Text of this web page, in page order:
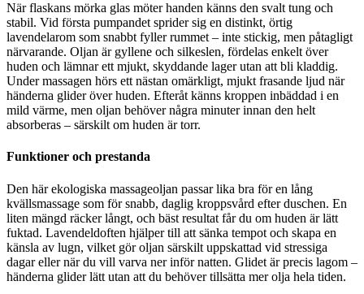
När flaskans mörka glas möter handen känns den svalt tung och
stabil. Vid första pumpandet sprider sig en distinkt, örtig
lavendelarom som snabbt fyller rummet – inte stickig, men påtagligt
närvarande. Oljan är gyllene och silkeslen, fördelas enkelt över
huden och lämnar ett mjukt, skyddande lager utan att bli kladdig.
Under massagen hörs ett nästan omärkligt, mjukt frasande ljud när
händerna glider över huden. Efteråt känns kroppen inbäddad i en
mild värme, men oljan behöver några minuter innan den helt
absorberas – särskilt om huden är torr.
Funktioner och prestanda
Den här ekologiska massageoljan passar lika bra för en lång
kvällsmassage som för snabb, daglig kroppsvård efter duschen. En
liten mängd räcker långt, och bäst resultat får du om huden är lätt
fuktad. Lavendeldoften hjälper till att sänka tempot och skapa en
känsla av lugn, vilket gör oljan särskilt uppskattad vid stressiga
dagar eller när du vill varva ner inför natten. Glidet är precis lagom –
händerna glider lätt utan att du behöver tillsätta mer olja hela tiden.